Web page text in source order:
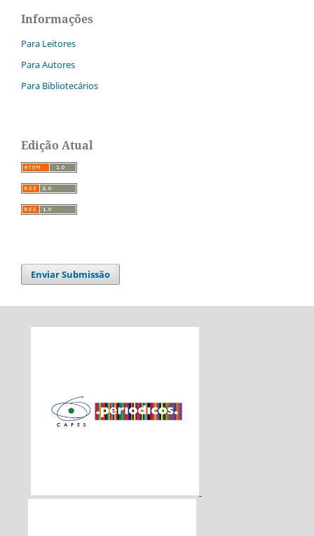
Informações
Para Leitores
Para Autores
Para Bibliotecários
Edição Atual
Enviar Submissão